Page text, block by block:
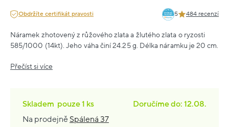
Obdržíte certifikát pravosti 5 484 recenzí
Náramek zhotovený z růžového zlata a žlutého zlata o ryzosti
585/1000 (14kt). Jeho váha činí 24.25 g. Délka náramku je 20 cm.
Přečíst si více
Skladem pouze1 ks
Doručíme do: 12.08.
Na prodejně Spálená 37